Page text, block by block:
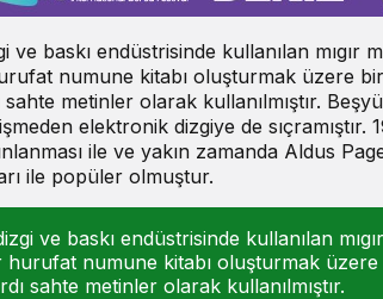
ve baskı endüstrisinde kullanılan mıgır
numune kitabı oluşturmak üzere bir
metinler olarak kullanılmıştır.
elektronik dizgiye de
ile ve yakın zamanda Aldus
ile popüler olmuştur.
ve baskı endüstrisinde kullanılan
hurufat numune kitabı oluşturmak üzere
sahte metinler olarak kullanılmıştır.